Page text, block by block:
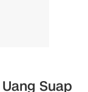
Suap